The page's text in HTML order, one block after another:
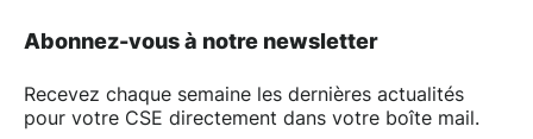
Abonnez-vous à notre newsletter
Recevez chaque semaine les dernières actualités
pour votre CSE directement dans votre boîte mail.